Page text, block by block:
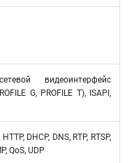
видеоинтерфейс
G, PROFILE T), ISAPI,
DHCP, DNS, RTP, RTSP,
QoS, UDP